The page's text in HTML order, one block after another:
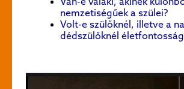
nemzetiségűek a szülei?
Volt-e szülőknél, illetve a
dédszülőknél